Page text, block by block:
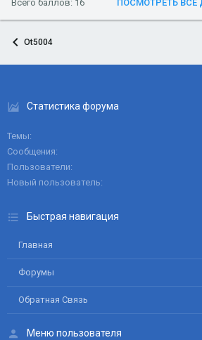
Всего баллов: 16 ПОСМОТРЕТЬ
Ot5004
Статистика форума
Темы
Сообщения
Пользователи
Новый пользователь
Быстрая навигация
Главная
Форумы
Обратная Связь
Меню пользователя